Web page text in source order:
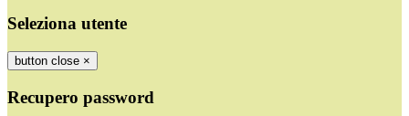
Seleziona utente
button close ×
Recupero password